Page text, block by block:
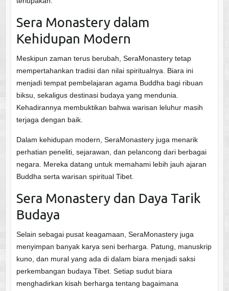
Sera Monastery dalam
Kehidupan Modern
Meskipun zaman terus berubah, SeraMonastery tetap
mempertahankan tradisi dan nilai spiritualnya. Biara ini
menjadi tempat pembelajaran agama Buddha bagi ribuan
biksu, sekaligus destinasi budaya yang mendunia.
Kehadirannya membuktikan bahwa warisan leluhur masih
terjaga dengan baik.
Dalam kehidupan modern, SeraMonastery juga menarik
perhatian peneliti, sejarawan, dan pelancong dari berbagai
negara. Mereka datang untuk memahami lebih jauh ajaran
Buddha serta warisan spiritual Tibet.
Sera Monastery dan Daya Tarik
Budaya
Selain sebagai pusat keagamaan, SeraMonastery juga
menyimpan banyak karya seni berharga. Patung, manuskrip
kuno, dan mural yang ada di dalam biara menjadi saksi
perkembangan budaya Tibet. Setiap sudut biara
menghadirkan kisah berharga tentang bagaimana